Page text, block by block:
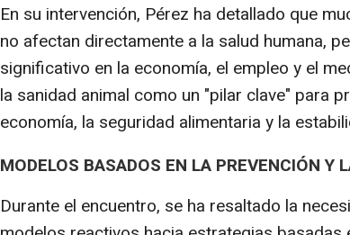
En su intervención, Pérez ha detallado que
no afectan directamente a la salud humana,
significativo en la economía, el empleo y el
la sanidad animal como un "pilar clave" para
economía, la seguridad alimentaria y la
MODELOS BASADOS EN LA PREVENCIÓN Y
Durante el encuentro, se ha resaltado la